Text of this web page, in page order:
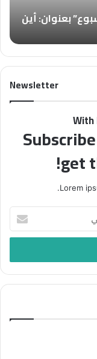
بعنوان: أين
Newsletter
With
get
Lorem